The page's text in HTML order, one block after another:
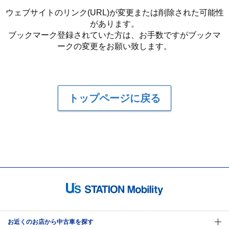
ウェブサイトのリンク(URL)が変更または削除された可能性
があります。
ブックマーク登録されていた方は、お手数ですがブックマ
ークの変更をお願い致します。
トップページに戻る
お近くのお店から中古車を探す